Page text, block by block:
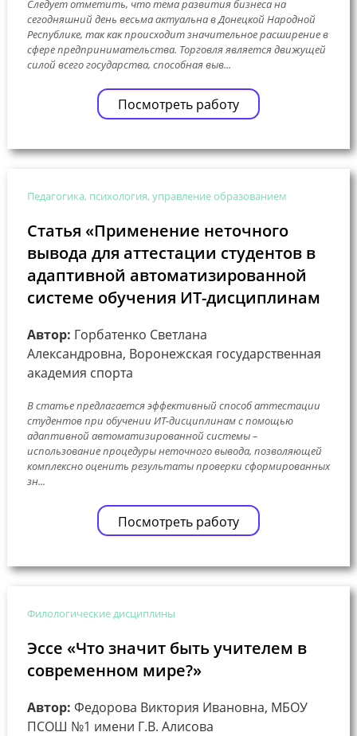
Следует отметить, что тема развития бизнеса на
сегодняшний день весьма актуальна в Донецкой Народной
Республике, так как происходит значительное расширение в
сфере предпринимательства. Торговля является движущей
силой всего государства, способная выв...
Посмотреть работу
Педагогика, психология, управление образованием
Статья «Применение неточного
вывода для аттестации студентов в
адаптивной автоматизированной
системе обучения ИТ-дисциплинам
Автор: Горбатенко Светлана
Александровна, Воронежская государственная
академия спорта
В статье предлагается эффективный способ аттестации
студентов при обучении ИТ-дисциплинам с помощью
адаптивной автоматизированной системы –
использование процедуры неточного вывода, позволяющей
комплексно оценить результаты проверки сформированных
зн...
Посмотреть работу
Филологические дисциплины
Эссе «Что значит быть учителем в
современном мире?»
Автор: Федорова Виктория Ивановна, МБОУ
ПСОШ №1 имени Г.В. Алисова